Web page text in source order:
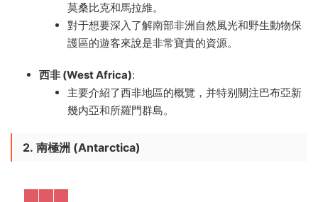
莫桑比克和馬拉維。
對于想要深入了解南部非洲自然風光和野生動物保
護區的遊客來說是非常寶貴的資源。
西非 (West Africa):
主要介紹了西非地區的概覽，并特别關注巴布亞新
幾内亞和所羅門群島。
2. 南極洲 (Antarctica)